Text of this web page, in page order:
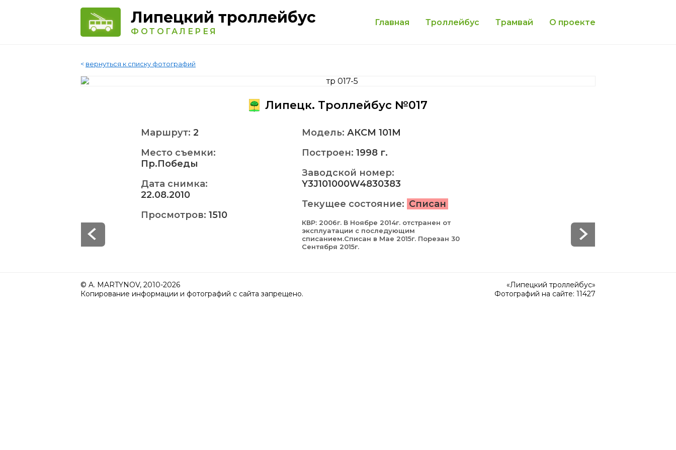
Липецкий троллейбус
ФОТОГАЛЕРЕЯ
Главная Троллейбус Трамвай О проекте
< вернуться к списку фотографий
Липецк. Троллейбус №017
Маршрут: 2
Место съемки:
Пр.Победы
Дата снимка:
22.08.2010
Просмотров: 1510
Модель: АКСМ 101M
Построен: 1998 г.
Заводской номер:
Y3J101000W4830383
Текущее состояние: Списан
КВР: 2006г. В Ноябре 2014г. отстранен от
эксплуатации с последующим
списанием.Списан в Мае 2015г. Порезан 30
Сентября 2015г.
© A. MARTYNOV, 2010-2026
Копирование информации и фотографий с сайта запрещено.
«Липецкий троллейбус»
Фотографий на сайте: 11427